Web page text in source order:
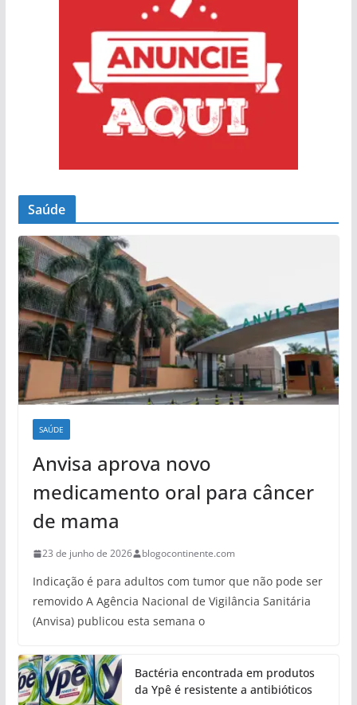
Saúde
SAÚDE
Anvisa aprova novo
medicamento oral para câncer
de mama
23 de junho de 2026 blogocontinente.com
Indicação é para adultos com tumor que não pode ser
removido A Agência Nacional de Vigilância Sanitária
(Anvisa) publicou esta semana o
Bactéria encontrada em produtos
da Ypê é resistente a antibióticos